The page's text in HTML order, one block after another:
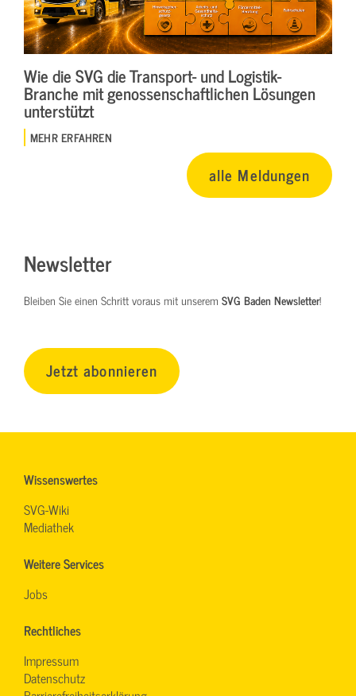
Wie die SVG die Transport- und Logistik-
Branche mit genossenschaftlichen Lösungen
unterstützt
MEHR ERFAHREN
alle Meldungen
Newsletter
Bleiben Sie einen Schritt voraus mit unserem SVG Baden Newsletter!
Jetzt abonnieren
Wissenswertes
SVG-Wiki
Mediathek
Weitere Services
Jobs
Rechtliches
Impressum
Datenschutz